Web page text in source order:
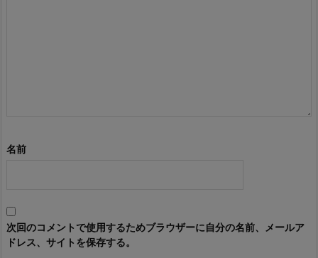
名前
次回のコメントで使用するためブラウザーに自分の名前、メールア
ドレス、サイトを保存する。